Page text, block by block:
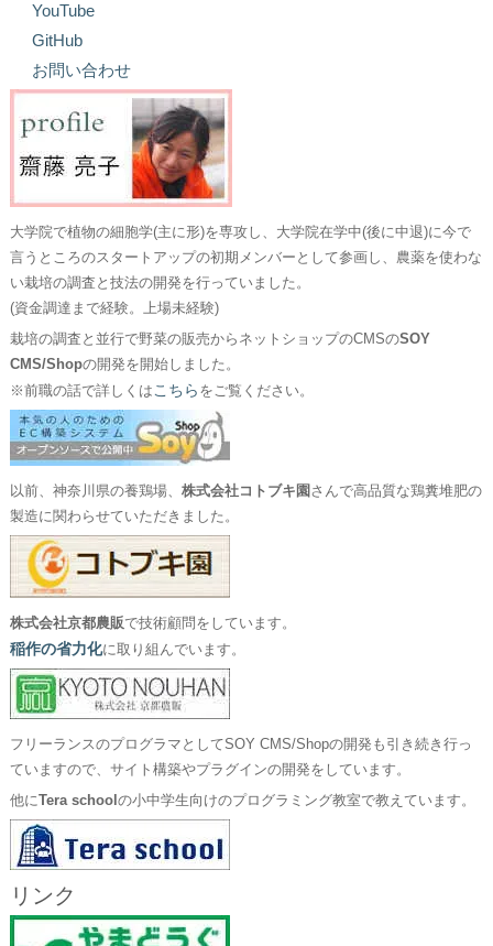
YouTube
GitHub
お問い合わせ
大学院で植物の細胞学(主に形)を専攻し、大学院在学中(後に中退)に今で
言うところのスタートアップの初期メンバーとして参画し、農薬を使わな
い栽培の調査と技法の開発を行っていました。
(資金調達まで経験。上場未経験)
栽培の調査と並行で野菜の販売からネットショップのCMSのSOY
CMS/Shopの開発を開始しました。
※前職の話で詳しくは こちら をご覧ください。
以前、神奈川県の養鶏場、 株式会社コトブキ園 さんで高品質な鶏糞堆肥の
製造に関わらせていただきました。
株式会社京都農販で技術顧問をしています。
稲作の省力化に取り組んでいます。
フリーランスのプログラマとしてSOY CMS/Shopの開発も引き続き行っ
ていますので、サイト構築やプラグインの開発をしています。
他にTera school の小中学生向けのプログラミング教室で教えています。
リンク